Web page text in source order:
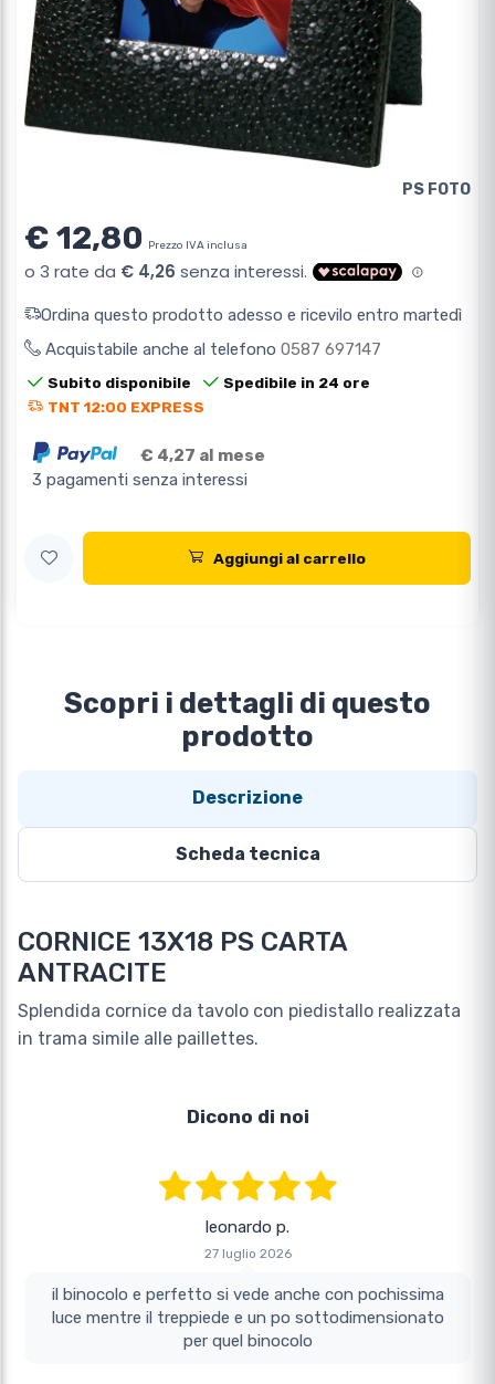
PS FOTO
€ 12,80 Prezzo IVA inclusa
Ordina questo prodotto adesso e ricevilo entro martedì
Acquistabile anche al telefono 0587 697147
Subito disponibile
Spedibile in 24 ore
TNT 12:00 EXPRESS
€ 4,27 al mese
3 pagamenti senza interessi
Aggiungi al carrello
Scopri i dettagli di questo
prodotto
Descrizione
Scheda tecnica
CORNICE 13X18 PS CARTA
ANTRACITE
Splendida cornice da tavolo con piedistallo realizzata
in trama simile alle paillettes.
Dicono di noi
leonardo p.
27 luglio 2026
il binocolo e perfetto si vede anche con pochissima
luce mentre il treppiede e un po sottodimensionato
per quel binocolo